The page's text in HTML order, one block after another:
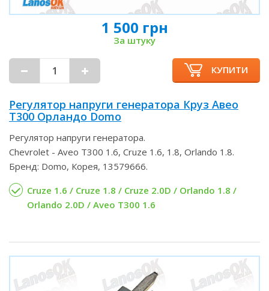
1 500 грн
За штуку
КУПИТИ
Регулятор напруги генератора Круз Авео
Т300 Орландо Domo
Регулятор напруги генератора.
Chevrolet - Aveo T300 1.6, Cruze 1.6, 1.8, Orlando 1.8.
Бренд: Domo, Корея, 13579666.
Cruze 1.6 / Cruze 1.8 / Cruze 2.0D / Orlando 1.8 /
Orlando 2.0D / Aveo T300 1.6